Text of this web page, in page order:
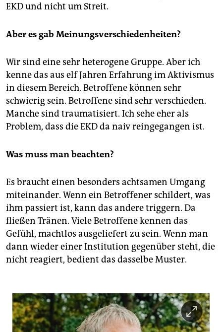
EKD und nicht um Streit.
Aber es gab Meinungsverschiedenheiten?
Wir sind eine sehr heterogene Gruppe. Aber ich
kenne das aus elf Jahren Erfahrung im Aktivismus
in diesem Bereich. Betroffene können sehr
schwierig sein. Betroffene sind sehr verschieden.
Manche sind traumatisiert. Ich sehe eher als
Problem, dass die EKD da naiv reingegangen ist.
Was muss man beachten?
Es braucht einen besonders achtsamen Umgang
miteinander. Wenn ein Betroffener schildert, was
ihm passiert ist, kann das andere triggern. Da
fließen Tränen. Viele Betroffene kennen das
Gefühl, machtlos ausgeliefert zu sein. Wenn man
dann wieder einer Institution gegenüber steht, die
nicht reagiert, bedient das dasselbe Muster.